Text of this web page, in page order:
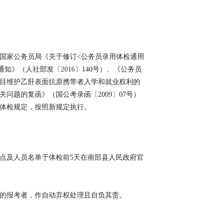
家公务员局《关于修订<公务员录用体检通用
》（人社部发〔2016〕140号）、《公务员
维护乙肝表面抗原携带者入学和就业权利的
题的复函》（国公考录函〔2009〕07号）
检规定，按照新规定执行。
及人员名单于体检前5天在南部县人民政府官
报考者，作自动弃权处理且自负其责。